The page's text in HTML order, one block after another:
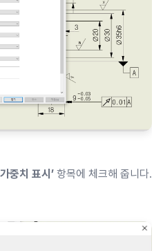
중치 표시’ 항목에 체크해 줍니다.